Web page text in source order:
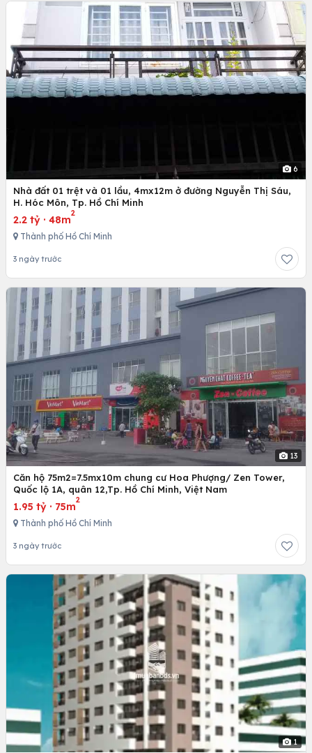
6
Nhà đất 01 trệt và 01 lầu, 4mx12m ở đường Nguyễn Thị Sáu,
H. Hóc Môn, Tp. Hồ Chí Minh
2.2 tỷ · 48m
2
Thành phố Hồ Chí Minh
3 ngày trước
13
Căn hộ 75m2=7.5mx10m chung cư Hoa Phượng/ Zen Tower,
Quốc lộ 1A, quân 12,Tp. Hồ Chí Minh, Việt Nam
1.95 tỷ · 75m
2
Thành phố Hồ Chí Minh
3 ngày trước
1